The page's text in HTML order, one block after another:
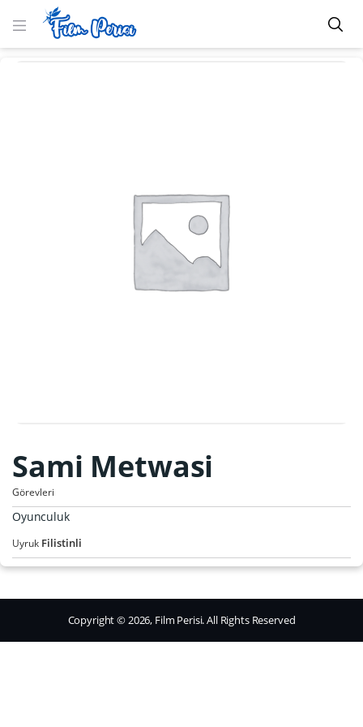
Sami Metwasi
Görevleri
Oyunculuk
Uyruk Filistinli
Copyright © 2026, Film Perisi. All Rights Reserved